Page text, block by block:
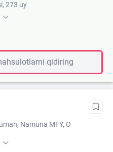
273 uy
qidiring
Namuna MFY, O